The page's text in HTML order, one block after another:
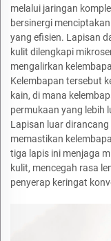
melalui jaringan
bersinergi
yang efisien. Lapisan
kulit dilengkapi
mengalirkan
Kelembapan tersebut
kain, di mana
permukaan yang lebih
Lapisan luar
memastikan
tiga lapis ini menjaga
kulit, mencegah rasa
penyerap keringat